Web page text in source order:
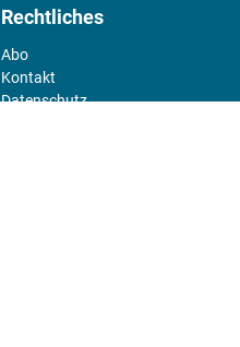
Rechtliches
Abo
Kontakt
Datenschutz